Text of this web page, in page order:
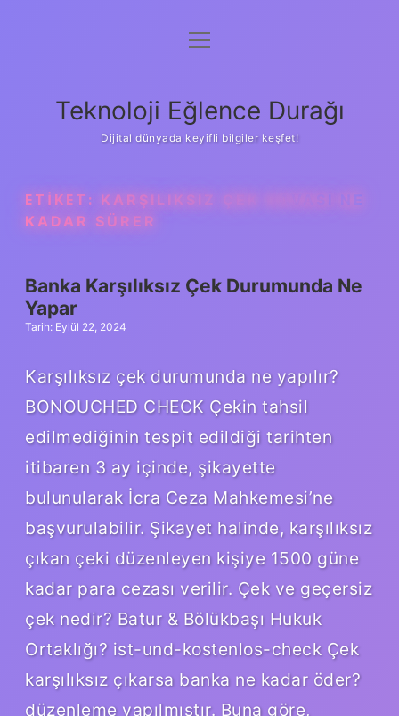
Anasayfa
Yasal Uyarı
menüyü
Teknoloji Eğlence Durağı
Dijital dünyada keyifli bilgiler keşfet!
ETIKET: KARŞILIKSIZ ÇEK DAVASI NE
KADAR SÜRER
Banka Karşılıksız Çek Durumunda Ne
Yapar
Tarih: Eylül 22, 2024
Karşılıksız çek durumunda ne yapılır?
BONOUCHED CHECK Çekin tahsil
edilmediğinin tespit edildiği tarihten
itibaren 3 ay içinde, şikayette
bulunularak İcra Ceza Mahkemesi’ne
başvurulabilir. Şikayet halinde, karşılıksız
çıkan çeki düzenleyen kişiye 1500 güne
kadar para cezası verilir. Çek ve geçersiz
çek nedir? Batur & Bölükbaşı Hukuk
Ortaklığı? ist-und-kostenlos-check Çek
karşılıksız çıkarsa banka ne kadar öder?
düzenleme yapılmıştır. Buna göre,